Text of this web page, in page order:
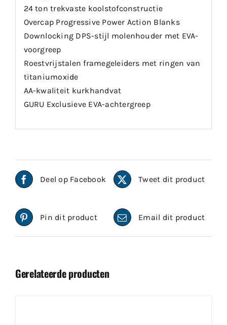
24 ton trekvaste koolstofconstructie
Overcap Progressive Power Action Blanks
Downlocking DPS-stijl molenhouder met EVA-
voorgreep
Roestvrijstalen framegeleiders met ringen van
titaniumoxide
AA-kwaliteit kurkhandvat
GURU Exclusieve EVA-achtergreep
Deel op Facebook Tweet dit product
Pin dit product Email dit product
Gerelateerde producten